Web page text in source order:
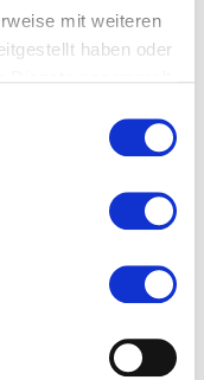
mit weiteren
haben oder